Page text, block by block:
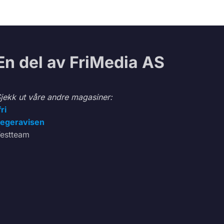
del av FriMedia AS
ut våre andre magasiner: